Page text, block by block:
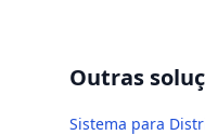
Outras
Sistema para